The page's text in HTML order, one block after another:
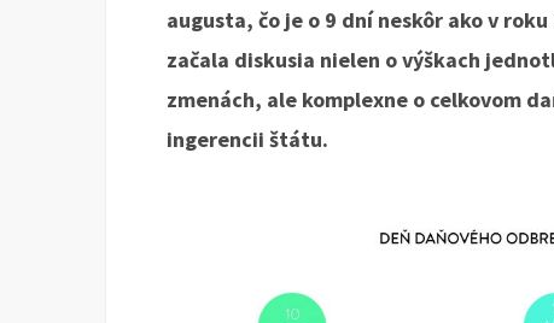
augusta, čo je o 9 dní neskôr ako v
začala diskusia nielen o výškach
zmenách, ale komplexne o celkovom
ingerencii štátu.